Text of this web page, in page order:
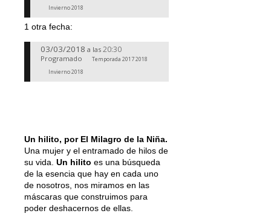
Invierno 2018
1 otra fecha:
03/03/2018 a las 20:30
Programado
Temporada 2017 2018
Invierno 2018
Un hilito, por El Milagro de la Niña.
Una mujer y el entramado de hilos de
su vida. Un hilito es una búsqueda
de la esencia que hay en cada uno
de nosotros, nos miramos en las
máscaras que construimos para
poder deshacernos de ellas.